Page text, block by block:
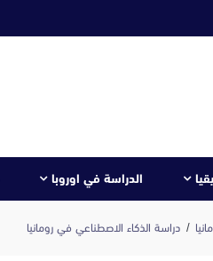
الدراسة في اوروبا
دراسة الذكاء الاصطناعي في رومانيا